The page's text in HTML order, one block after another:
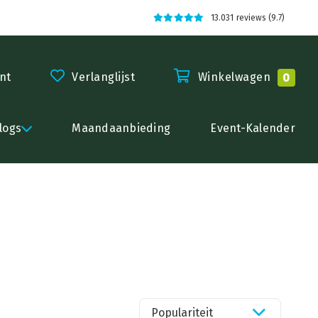
13.031 reviews (9.7)
Verlanglijst Winkelwagen 0
Maandaanbieding Event-Kalender
Populariteit